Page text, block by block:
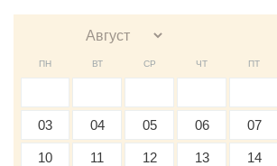
ПН ВТ СР ЧТ ПТ
03 04 05 06 07
10 11 12 13 14